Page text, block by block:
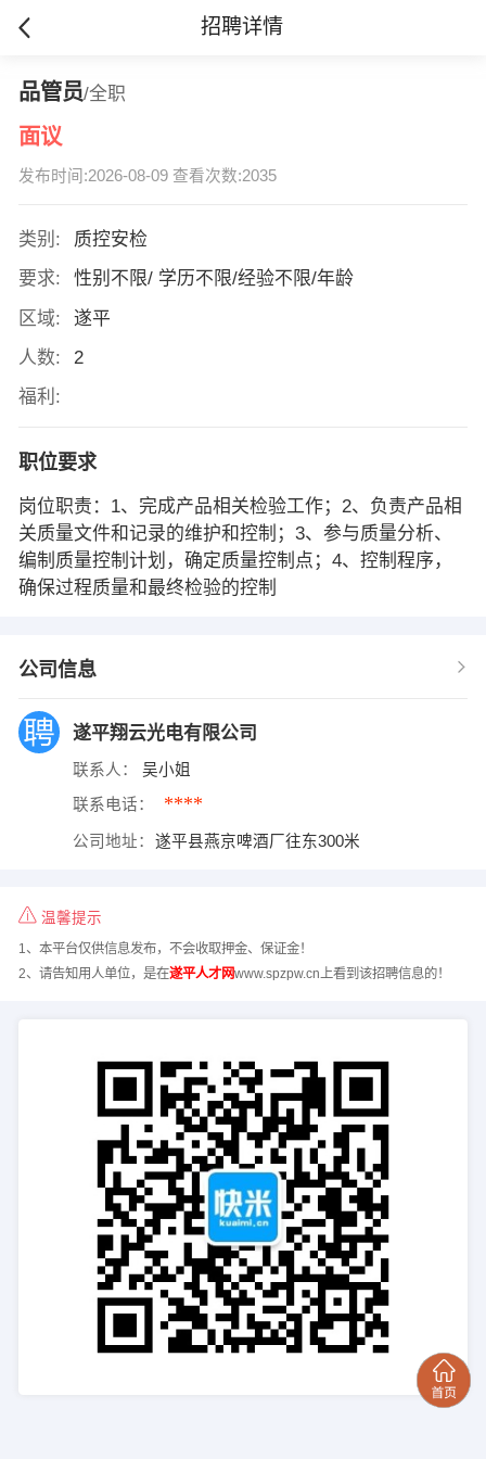
招聘详情
品管员/全职
面议
发布时间:2026-08-09 查看次数:2035
类别:
质控安检
要求:
性别不限/ 学历不限/经验不限/年龄
区域:
遂平
人数:
2
福利:
职位要求
岗位职责：1、完成产品相关检验工作；2、负责产品相
关质量文件和记录的维护和控制；3、参与质量分析、
编制质量控制计划，确定质量控制点；4、控制程序，
确保过程质量和最终检验的控制
公司信息
遂平翔云光电有限公司
联系人： 吴小姐
联系电话： ****
公司地址： 遂平县燕京啤酒厂往东300米
温馨提示
1、本平台仅供信息发布，不会收取押金、保证金！
2、请告知用人单位，是在遂平人才网www.spzpw.cn上看到该招聘信息的！